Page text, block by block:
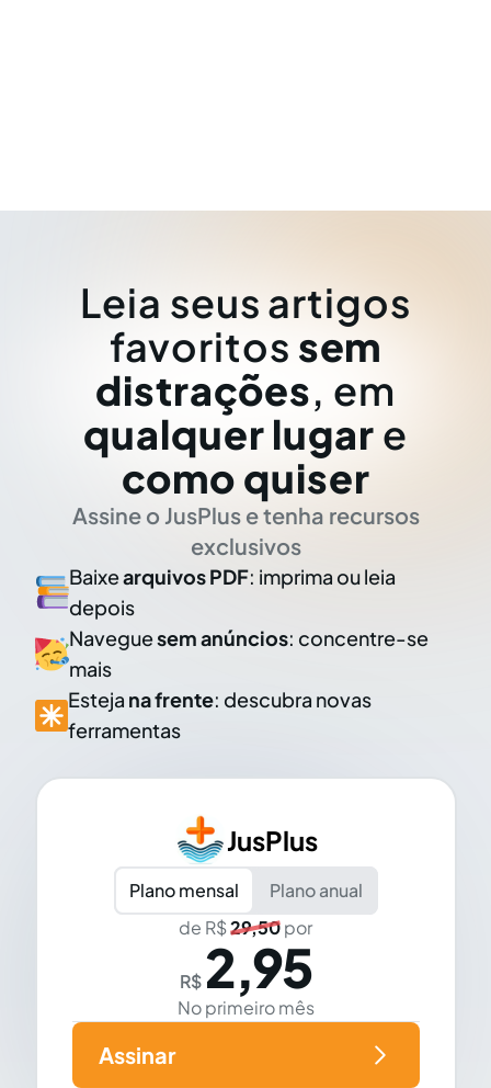
Leia seus artigos
favoritos sem
distrações, em
qualquer lugar e
como quiser
Assine o JusPlus e tenha recursos
exclusivos
Baixearquivos PDF: imprima ou leia
depois
Naveguesem anúncios: concentre-se
mais
Esteja na frente: descubra novas
ferramentas
JusPlus
Plano mensal
Plano anual
de R$29,50por
R$ 2,95
No primeiro mês
Assinar